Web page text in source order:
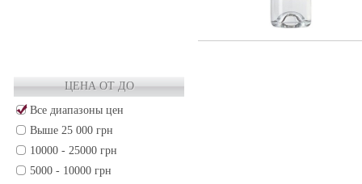
ЦЕНА ОТ ДО
Все диапазоны цен
Выше 25 000 грн
10000 - 25000 грн
5000 - 10000 грн